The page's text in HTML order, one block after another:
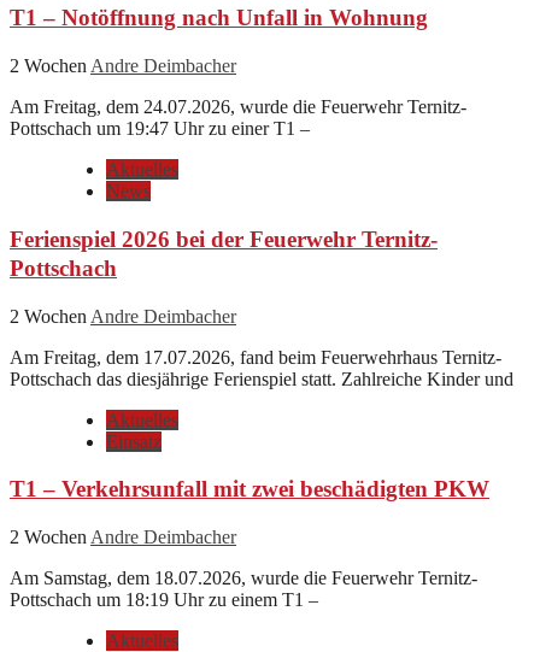
T1 – Notöffnung nach Unfall in Wohnung
2 Wochen Andre Deimbacher
Am Freitag, dem 24.07.2026, wurde die Feuerwehr Ternitz-
Pottschach um 19:47 Uhr zu einer T1 –
Aktuelles
News
Ferienspiel 2026 bei der Feuerwehr Ternitz-
Pottschach
2 Wochen Andre Deimbacher
Am Freitag, dem 17.07.2026, fand beim Feuerwehrhaus Ternitz-
Pottschach das diesjährige Ferienspiel statt. Zahlreiche Kinder und
Aktuelles
Einsatz
T1 – Verkehrsunfall mit zwei beschädigten PKW
2 Wochen Andre Deimbacher
Am Samstag, dem 18.07.2026, wurde die Feuerwehr Ternitz-
Pottschach um 18:19 Uhr zu einem T1 –
Aktuelles